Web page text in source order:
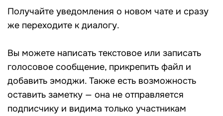
Получайте уведомления о новом чате и сразу
же переходите к диалогу.
Вы можете написать текстовое или записать
голосовое сообщение, прикрепить файл и
добавить эмоджи. Также есть возможность
оставить заметку — она не отправляется
подписчику и видима только участникам